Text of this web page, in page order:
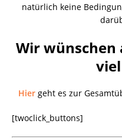
natürlich keine
Wir wünschen
Hiergeht es zur
[twoclick_buttons]